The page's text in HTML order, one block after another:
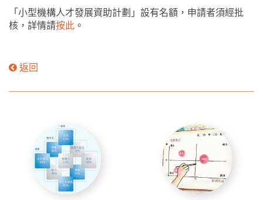
「小型機構人才發展資助計劃」設有名額，申請者須經批
核，詳情請按此 。
返回